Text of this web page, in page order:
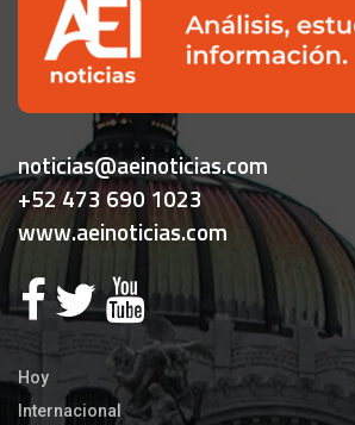
noticias@aeinoticias.com
+52 473 690 1023
www.aeinoticias.com
Hoy
Internacional